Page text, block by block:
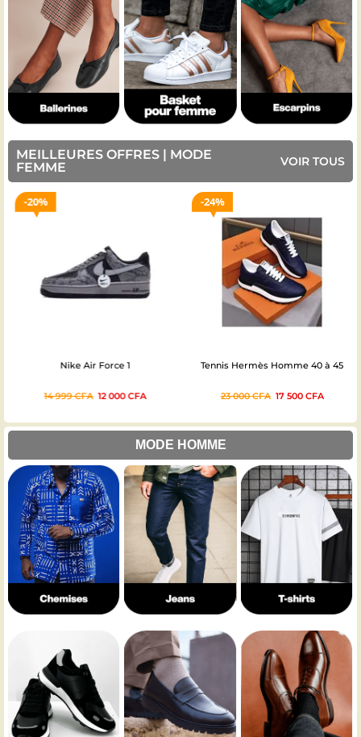
MEILLEURES OFFRES | MODE
FEMME
VOIR TOUS
20%
Nike Air Force 1
14 999CFA 12 000CFA
24%
Tennis Hermès Homme 40 à 45
23 000CFA 17 500CFA
MODE HOMME